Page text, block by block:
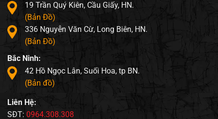
19 Trần Quý Kiên, Cầu Giấy, HN.
(Bản Đồ)
336 Nguyễn Văn Cừ, Long Biên, HN.
(Bản Đồ)
Bắc Ninh:
42 Hồ Ngọc Lân, Suối Hoa, tp BN.
(Bản đồ)
Liên Hệ:
SĐT: 0964.308.308